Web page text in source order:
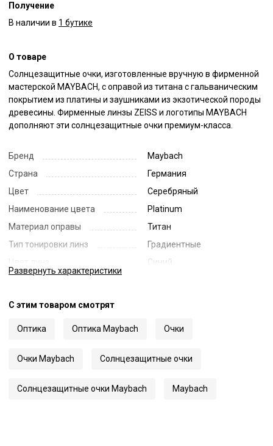
Получение
В наличии в 1 бутике
О товаре
Солнцезащитные очки, изготовленные вручную в фирменной
мастерской MAYBACH, с оправой из титана с гальваническим
покрытием из платины и заушниками из экзотической породы
древесины. Фирменные линзы ZEISS и логотипы MAYBACH
дополняют эти солнцезащитные очки премиум-класса.
Бренд
Maybach
Страна
Германия
Цвет
Серебряный
Наименование цвета
Platinum
Материал оправы
Титан
Тип тонировки линз
Градиентные
Синий
Длина заушника
Развернуть характеристики
С этим товаром смотрят
Оптика Оптика Maybach Очки
Очки Maybach Солнцезащитные очки
Солнцезащитные очки Maybach Maybach